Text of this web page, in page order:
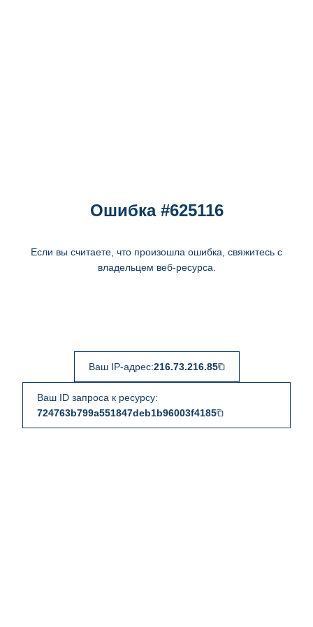
Ошибка #625116
Если вы считаете, что произошла ошибка, свяжитесь с
владельцем веб-ресурса.
Ваш IP-адрес:216.73.216.85
Ваш ID запроса к ресурсу:
724763b799a551847deb1b96003f4185